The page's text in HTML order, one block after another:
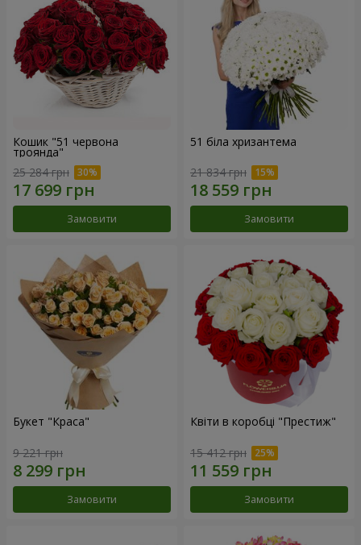
Кошик "51 червона
троянда"
25 284 грн
Замовити
51 біла хризантема
21 834 грн
Замовити
Букет "Краса"
9 221 грн
Замовити
Квіти в коробці "Престиж"
15 412 грн
Замовити